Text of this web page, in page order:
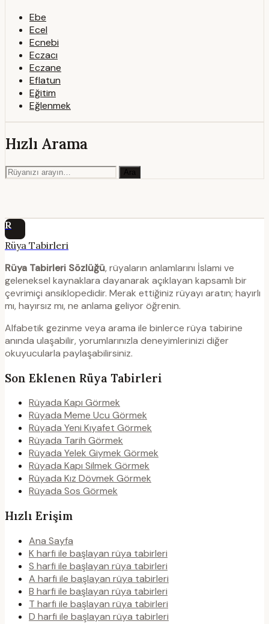
Ebe
Ecel
Ecnebi
Eczacı
Eczane
Eflatun
Eğitim
Eğlenmek
Hızlı Arama
Ara
R
Rüya Tabirleri
Rüya Tabirleri Sözlüğü, rüyaların anlamlarını İslami ve
geleneksel kaynaklara dayanarak açıklayan kapsamlı bir
çevrimiçi ansiklopedidir. Merak ettiğiniz rüyayı aratın; hayırlı
mı, hayırsız mı, ne anlama geliyor öğrenin.
Alfabetik gezinme veya arama ile binlerce rüya tabirine
anında ulaşabilir, yorumlarınızla deneyimlerinizi diğer
okuyucularla paylaşabilirsiniz.
Son Eklenen Rüya Tabirleri
Rüyada Kapı Görmek
Rüyada Meme Ucu Görmek
Rüyada Yeni Kıyafet Görmek
Rüyada Tarih Görmek
Rüyada Yelek Giymek Görmek
Rüyada Kapı Silmek Görmek
Rüyada Kız Dövmek Görmek
Rüyada Sos Görmek
Hızlı Erişim
Ana Sayfa
K harfi ile başlayan rüya tabirleri
S harfi ile başlayan rüya tabirleri
A harfi ile başlayan rüya tabirleri
B harfi ile başlayan rüya tabirleri
T harfi ile başlayan rüya tabirleri
D harfi ile başlayan rüya tabirleri